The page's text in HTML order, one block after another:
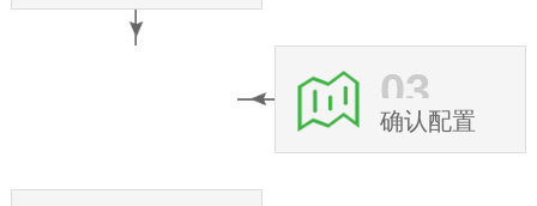
03
确认配置